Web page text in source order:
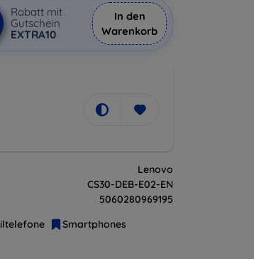
Rabatt mit
Gutschein
EXTRA10
In den
Warenkorb
Lenovo
CS30-DEB-E02-EN
5060280969195
Smartphones